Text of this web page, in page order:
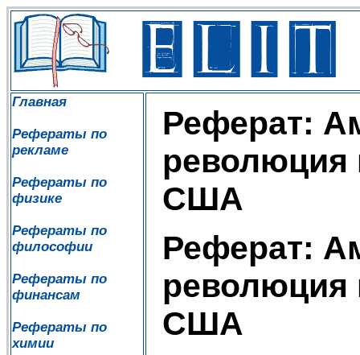
Главная
Рефераты по
рекламе
Рефераты по
физике
Рефераты по
философии
Рефераты по
финансам
Рефераты по
химии
Реферат:
революция
США
Реферат:
революция
США